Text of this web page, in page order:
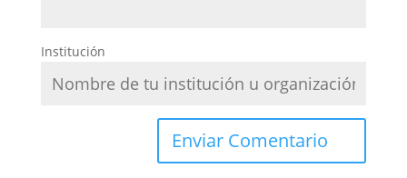
Institución